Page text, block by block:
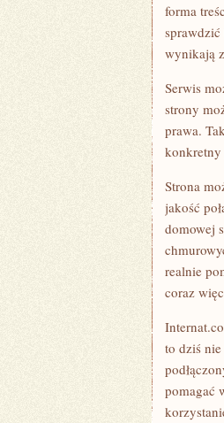
forma
wynikają
Serwis
strony
prawa.
Strona
jakość
domowej
realnie
coraz
to dziś
pomagać